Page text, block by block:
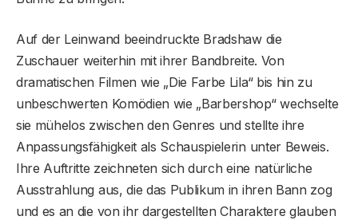
Auf der Leinwand beeindruckte Bradshaw die
Zuschauer weiterhin mit ihrer Bandbreite. Von
dramatischen Filmen wie „Die Farbe Lila“ bis hin zu
unbeschwerten Komödien wie „Barbershop“ wechselte
sie mühelos zwischen den Genres und stellte ihre
Anpassungsfähigkeit als Schauspielerin unter Beweis.
Ihre Auftritte zeichneten sich durch eine natürliche
Ausstrahlung aus, die das Publikum in ihren Bann zog
und es an die von ihr dargestellten Charaktere glauben